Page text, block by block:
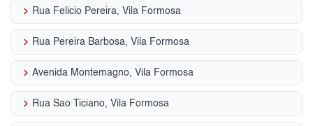
keyboard_arrow_right Rua Felicio Pereira, Vila Formosa
keyboard_arrow_right Rua Pereira Barbosa, Vila Formosa
keyboard_arrow_right Avenida Montemagno, Vila Formosa
keyboard_arrow_right Rua Sao Ticiano, Vila Formosa